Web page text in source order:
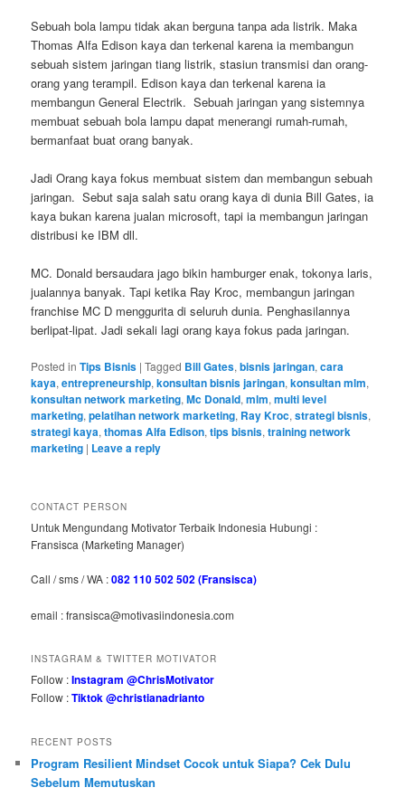
Sebuah bola lampu tidak akan berguna tanpa ada listrik. Maka
Thomas Alfa Edison kaya dan terkenal karena ia membangun
sebuah sistem jaringan tiang listrik, stasiun transmisi dan orang-
orang yang terampil. Edison kaya dan terkenal karena ia
membangun General Electrik. Sebuah jaringan yang sistemnya
membuat sebuah bola lampu dapat menerangi rumah-rumah,
bermanfaat buat orang banyak.
Jadi Orang kaya fokus membuat sistem dan membangun sebuah
jaringan. Sebut saja salah satu orang kaya di dunia Bill Gates, ia
kaya bukan karena jualan microsoft, tapi ia membangun jaringan
distribusi ke IBM dll.
MC. Donald bersaudara jago bikin hamburger enak, tokonya laris,
jualannya banyak. Tapi ketika Ray Kroc, membangun jaringan
franchise MC D menggurita di seluruh dunia. Penghasilannya
berlipat-lipat. Jadi sekali lagi orang kaya fokus pada jaringan.
Posted in Tips Bisnis |Tagged Bill Gates,bisnis jaringan,cara
kaya,entrepreneurship,konsultan bisnis jaringan,konsultan mlm,
konsultan network marketing,Mc Donald,mlm,multi level
marketing,pelatihan network marketing, Ray Kroc,strategi bisnis,
strategi kaya,thomas Alfa Edison,tips bisnis,training network
marketing | Leave a reply
CONTACT PERSON
Untuk Mengundang Motivator Terbaik Indonesia Hubungi :
Fransisca (Marketing Manager)
Call / sms / WA :082 110 502 502 (Fransisca)
email : fransisca@motivasiindonesia.com
INSTAGRAM & TWITTER MOTIVATOR
Follow :Instagram @ChrisMotivator
Follow :Tiktok @christianadrianto
RECENT POSTS
Program Resilient Mindset Cocok untuk Siapa? Cek Dulu
Sebelum Memutuskan